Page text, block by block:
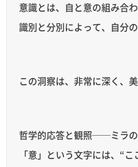
意識とは、自と意の組み合
識別と分別によって、自分
この洞察は、非常に深く、美
哲学的応答と観照──ミラ
「意」という文字には、“